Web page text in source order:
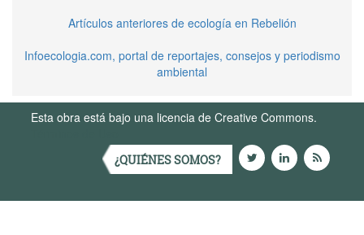
Artículos anteriores de ecología en Rebelión
Infoecologia.com, portal de reportajes, consejos y periodismo
ambiental
Esta obra está bajo una licencia de Creative Commons.
¿QUIÉNES SOMOS?